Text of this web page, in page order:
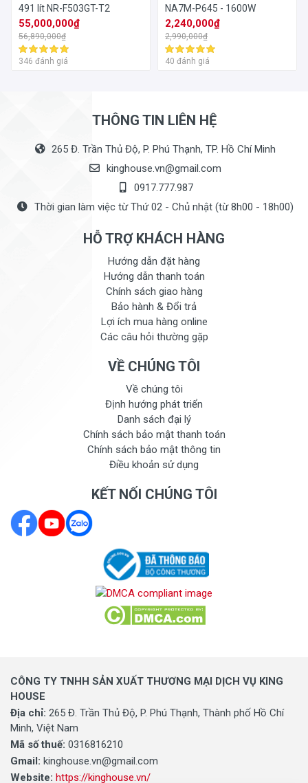
491 lít NR-F503GT-T2
55,000,000₫
56,890,000₫
346 đánh giá
NA7M-P645 - 1600W
2,240,000₫
2,990,000₫
40 đánh giá
THÔNG TIN LIÊN HỆ
265 Đ. Trần Thủ Độ, P. Phú Thạnh, TP. Hồ Chí Minh
kinghouse.vn@gmail.com
0917.777.987
Thời gian làm việc từ Thứ 02 - Chủ nhật (từ 8h00 - 18h00)
HỖ TRỢ KHÁCH HÀNG
Hướng dẫn đặt hàng
Hướng dẫn thanh toán
Chính sách giao hàng
Bảo hành & Đổi trả
Lợi ích mua hàng online
Các câu hỏi thường gặp
VỀ CHÚNG TÔI
Về chúng tôi
Định hướng phát triển
Danh sách đại lý
Chính sách bảo mật thanh toán
Chính sách bảo mật thông tin
Điều khoản sử dụng
KẾT NỐI CHÚNG TÔI
CÔNG TY TNHH SẢN XUẤT THƯƠNG MẠI DỊCH VỤ KING
HOUSE
Địa chỉ: 265 Đ. Trần Thủ Độ, P. Phú Thạnh, Thành phố Hồ Chí
Minh, Việt Nam
Mã số thuế: 0316816210
Gmail: kinghouse.vn@gmail.com
Website: https://kinghouse.vn/